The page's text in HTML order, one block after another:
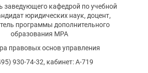
заведующего кафедрой по учебной
юридических наук, доцент,
программы дополнительного
образования MPA
правовых основ управления
930-74-32, кабинет: А-719